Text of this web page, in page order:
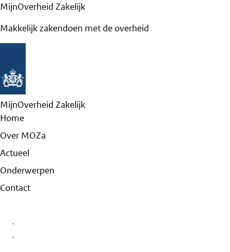
MijnOverheid Zakelijk
Makkelijk zakendoen met de overheid
MijnOverheid Zakelijk
Home
Over MOZa
Actueel
Onderwerpen
Contact